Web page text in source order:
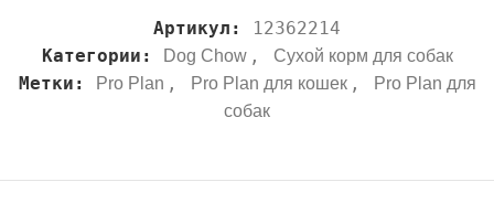
Артикул:
12362214
Категории:
Dog Chow , Сухой корм для собак
Метки: Pro Plan , Pro Plan для кошек ,
Pro Plan для
собак